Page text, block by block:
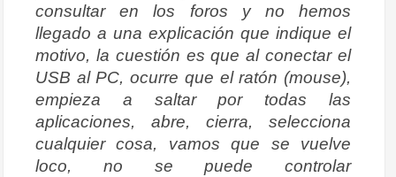
consultar en los foros y no hemos
llegado a una explicación que indique el
motivo, la cuestión es que al conectar el
USB al PC, ocurre que el ratón (mouse),
empieza a saltar por todas las
aplicaciones, abre, cierra, selecciona
cualquier cosa, vamos que se vuelve
loco, no se puede controlar